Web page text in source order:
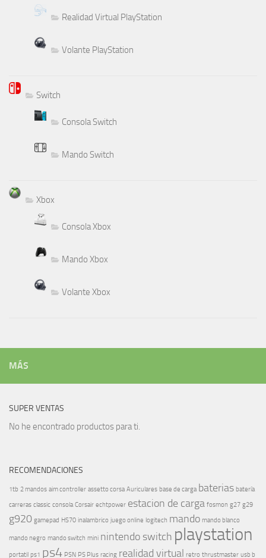
Realidad Virtual PlayStation
Volante PlayStation
Switch
Consola Switch
Mando Switch
Xbox
Consola Xbox
Mando Xbox
Volante Xbox
MÁS
SUPER VENTAS
No he encontrado productos para ti.
RECOMENDACIONES
1tb 2 mandos aim controller assetto corsa Auriculares base de carga baterias batería
carreras classic consola Corsair echtpower estacion de carga fosmon g27 g29
g920 gamepad HS70 inalambrico juego online logitech mando mando blanco
mando negro mando switch mini nintendo switch playstation
portatil ps1 ps4 PSN PS Plus racing realidad virtual retro thrustmaster usb b